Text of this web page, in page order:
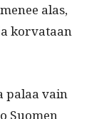
alas,
kor­vataan
palaa vain
Suomen